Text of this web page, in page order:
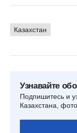
Казахстан
Узнавайте
Подпишитесь и
Казахстана,